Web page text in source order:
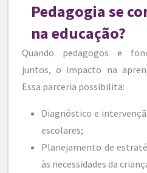
Pedagogia se
na educação?
Quando pedagogos e
juntos, o impacto na
Essa parceria possibilita:
Diagnóstico e
escolares;
Planejamento de
às necessidades da